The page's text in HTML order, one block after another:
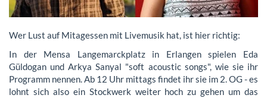
Wer Lust auf Mitagessen mit Livemusik hat, ist hier richtig:
In der Mensa Langemarckplatz in Erlangen spielen Eda
Güldogan und Arkya Sanyal "soft acoustic songs", wie sie ihr
Programm nennen. Ab 12 Uhr mittags findet ihr sie im 2. OG - es
lohnt sich also ein Stockwerk weiter hoch zu gehen um das